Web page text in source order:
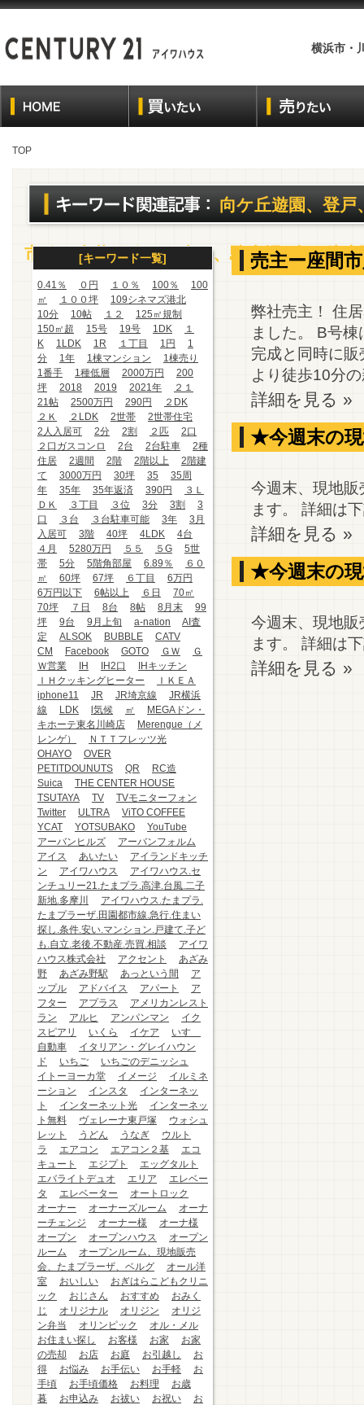
横浜市・
TOP
向ケ丘遊園、登
市線、大井町線、戸建て、駐車場2台、徒歩
[キーワード一覧]
0.41％ ０円 １０％ 100％
100
㎡
１００坪
109シネマズ港北
10分
10帖 １２
125㎡規制
150㎡超
15号 19号 1DK
１
K
1LDK 1R １丁目 1円
1
分
1年 1棟マンション
1棟売り
1番手
1種低層 2000万円
200
坪
2018 2019 2021年
２１
21帖
2500万円 290円
２DK
２Ｋ
２LDK 2世帯
2世帯住宅
2人入居可
2分 2割 ２匹
2口
２口ガスコンロ
2台 2台駐車
2種
住居
2週間 2階 2階以上
2階建
て
3000万円 30坪 35
35周
年
35年 35年返済 390円
３Ｌ
ＤＫ
３丁目 ３位 3分 3割
3
口
３台 ３台駐車可能 3年
3月
入居可
3階 40坪 4LDK
4台
４月
5280万円 ５５ ５G
5世
帯
5分 5階角部屋 6.89％
６０
㎡
60坪 67坪 ６丁目
6万円
6万円以下
6帖以上 ６日
70㎡
70坪
７日 8台 8帖 8月末
99
坪
9台 9月上旬 a-nation
AI査
定
ALSOK BUBBLE
CATV
CM
Facebook GOTO ＧＷ
Ｇ
Ｗ営業
IH IH2口
IHキッチン
ＩＨクッキングヒーター
ＩＫＥＡ
iphone11
JR JR埼京線
JR横浜
線
LDK l気候 ㎡
MEGAドン・
キホーテ東名川崎店
Merengue（メ
レンゲ）
ＮＴＴフレッツ光
OHAYO
OVER
PETITDOUNUTS
QR
RC造
Suica
THE CENTER HOUSE
TSUTAYA
TV
TVモニターフォン
Twitter
ULTRA
ViTO COFFEE
YCAT
YOTSUBAKO
YouTube
アーバンヒルズ
アーバンフォルム
アイス
あいたい
アイランドキッチ
ン
アイワハウス
アイワハウス.セ
ンチュリー21.たまプラ.高津.台風.二子
新地.多摩川
アイワハウス.たまプラ.
たまプラーザ.田園都市線.急行.住まい
探し.条件.安い.マンション.戸建て.子ど
も.自立.老後.不動産.売買.相談
アイワ
ハウス株式会社
アクセント
あざみ
野
あざみ野駅 あっという間
ア
ップル
アドバイス アパート
ア
フター
アプラス
アメリカンレスト
ラン
アルヒ アンパンマン
イク
スピアリ
いくら イケア
いすゞ
自動車
イタリアン・グレイハウン
ド
いちご
いちごのデニッシュ
イトーヨーカ堂
イメージ
イルミネ
ーション
インスタ
インターネッ
ト
インターネット光
インターネッ
ト無料
ヴェレーナ東戸塚
ウォシュ
レット
うどん うなぎ
ウルト
ラ
エアコン エアコン２基
エコ
キュート
エジプト
エッグタルト
エバライトデュオ
エリア
エレベー
タ
エレベーター
オートロック
オーナー
オーナーズルーム
オーナ
ーチェンジ
オーナー様
オーナ様
オープン
オープンハウス
オープン
ルーム
オープンルーム、現地販売
会、たまプラーザ、ベルグ
オール洋
室
おいしい
おぎはらこどもクリニ
ック
おじさん おすすめ
おみく
じ
オリジナル オリジン
オリジ
ン弁当
オリンピック
オル・メル
お住まい探し
お客様 お家
お家
の売却
お店 お庭 お引越し
お
得
お悩み お手伝い お手軽
お
手頃
お手頃価格 お料理
お歳
暮
お申込み お祓い お祝い
お
売主ー座間
弊社売主！ 住
ました。 B号
完成と同時に
より徒歩10分
詳細を見る »
★今週末の
今週末、現地
ます。 詳細は
詳細を見る »
★今週末の
今週末、現地
ます。 詳細は
詳細を見る »